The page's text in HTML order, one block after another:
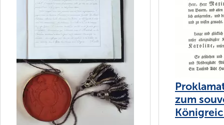
zum